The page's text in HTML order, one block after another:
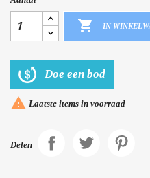
 IN
Doe een bod
 Laatste items in voorraad
Delen